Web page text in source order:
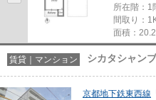
所在階：1
間取り：
面積：
賃貸｜マンション シカタシャン
京都地下鉄東西線